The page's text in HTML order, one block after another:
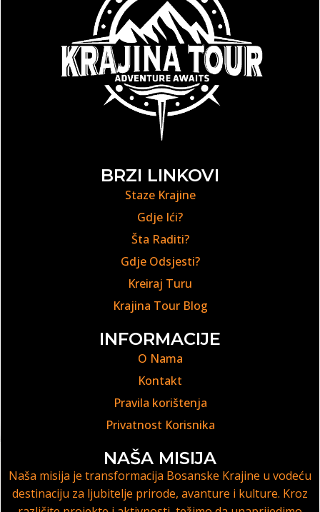
BRZI LINKOVI
Staze Krajine
Gdje Ići?
Šta Raditi?
Gdje Odsjesti?
Kreiraj Turu
Krajina Tour Blog
INFORMACIJE
O Nama
Kontakt
Pravila korištenja
Privatnost Korisnika
NAŠA MISIJA
Naša misija je transformacija Bosanske Krajine u vodeću
destinaciju za ljubitelje prirode, avanture i kulture. Kroz